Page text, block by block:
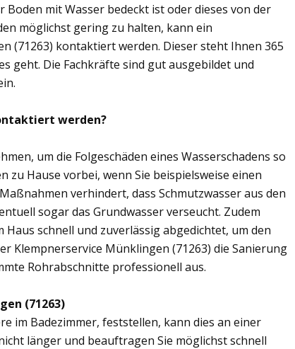
Boden mit Wasser bedeckt ist oder dieses von der
möglichst gering zu halten, kann ein
(71263) kontaktiert werden. Dieser steht Ihnen 365
geht. Die Fachkräfte sind gut ausgebildet und
werden?
um die Folgeschäden eines Wasserschadens so
Hause vorbei, wenn Sie beispielsweise einen
verhindert, dass Schmutzwasser aus den
sogar das Grundwasser verseucht. Zudem
schnell und zuverlässig abgedichtet, um den
Klempnerservice Münklingen (71263) die Sanierung
Rohrabschnitte professionell aus.
(71263)
im Badezimmer, feststellen, kann dies an einer
länger und beauftragen Sie möglichst schnell